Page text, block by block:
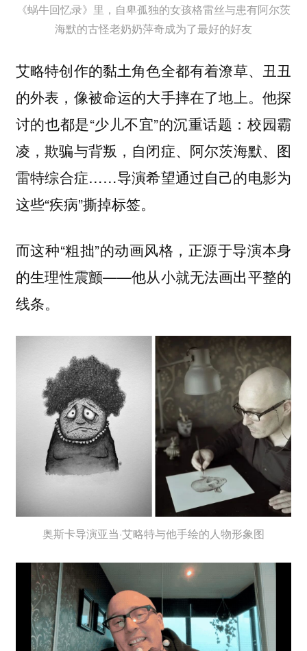
《蜗牛回忆录》里，自卑孤独的女孩格雷丝与患有阿尔茨
海默的古怪老奶奶萍奇成为了最好的好友
艾略特创作的黏土角色全都有着潦草、丑丑
的外表，像被命运的大手摔在了地上。他探
讨的也都是“少儿不宜”的沉重话题：校园霸
凌，欺骗与背叛，自闭症、阿尔茨海默、图
雷特综合症……导演希望通过自己的电影为
这些“疾病”撕掉标签。
而这种“粗拙”的动画风格，正源于导演本身
的生理性震颤——他从小就无法画出平整的
线条。
奥斯卡导演亚当·艾略特与他手绘的人物形象图